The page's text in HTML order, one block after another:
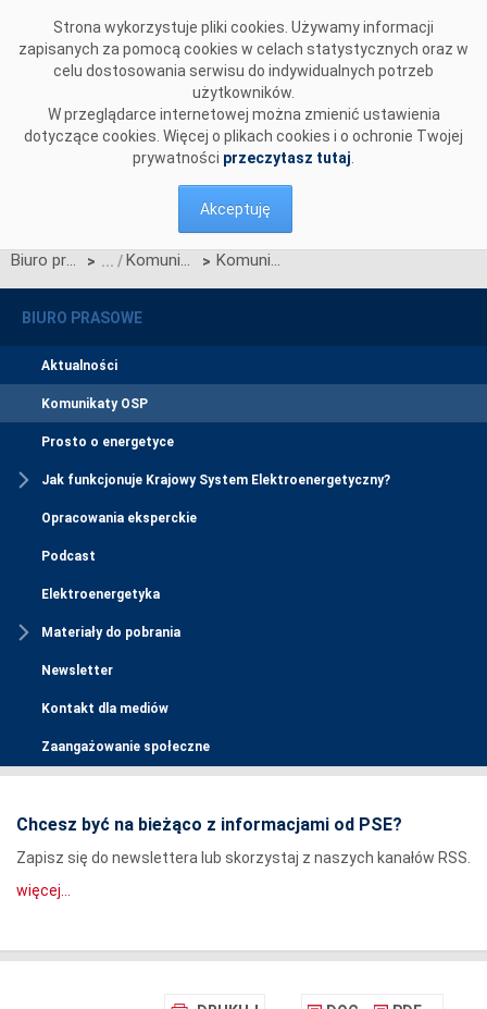
Strona wykorzystuje pliki cookies. Używamy informacji
zapisanych za pomocą cookies w celach statystycznych oraz w
celu dostosowania serwisu do indywidualnych potrzeb
użytkowników.
W przeglądarce internetowej można zmienić ustawienia
dotyczące cookies. Więcej o plikach cookies i o ochronie Twojej
prywatności przeczytasz tutaj
Akceptuję
Biuro prasowe > Komunikaty OSP > Komunikat dotyczący wprowadzenia stopni zasilania z dnia 27 sierpnia 2015 r. z godz. 7:55
BIURO PRASOWE
Aktualności
Komunikaty OSP
Prosto o energetyce
Jak funkcjonuje Krajowy System Elektroenergetyczny?
Opracowania eksperckie
Podcast
Elektroenergetyka
Materiały do pobrania
Newsletter
Kontakt dla mediów
Zaangażowanie społeczne
Chcesz być na bieżąco z informacjami od PSE?
Zapisz się do newslettera lub skorzystaj z naszych kanałów RSS.
więcej...